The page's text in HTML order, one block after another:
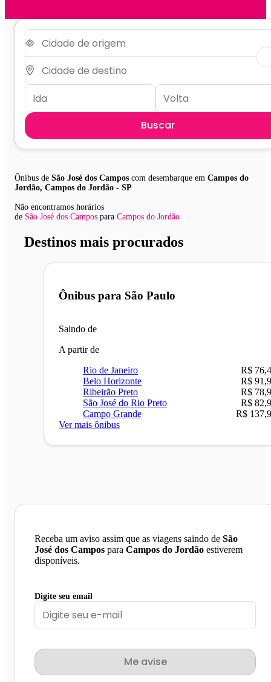
Buscar
Ônibus de São José dos Campos com desembarque em Campos do
Jordão, Campos do Jordão - SP
Não encontramos horários
de São José dos Campos para Campos do Jordão
Destinos mais procurados
Ônibus para São Paulo
Saindo de
A partir de
Rio de Janeiro
R$
Belo Horizonte
R$
Ribeirão Preto
R$
São José do Rio Preto
R$
Campo Grande
R$
Ver mais ônibus
Receba um aviso assim que as viagens saindo de São
José dos Campos para Campos do Jordão estiverem
disponíveis.
Digite seu email
Me avise